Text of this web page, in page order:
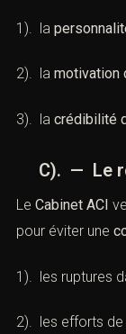
1). la
2). la motivation
3). la crédibilité
C). — Le
Le Cabinet ACI
pour éviter une
1). les ruptures
2). les efforts de